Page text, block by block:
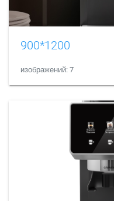
900*1200
изображений: 7